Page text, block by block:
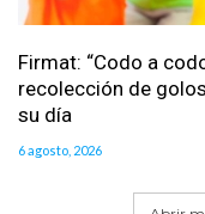
Firmat: “Codo a
recolección de
su día
6 agosto, 2026